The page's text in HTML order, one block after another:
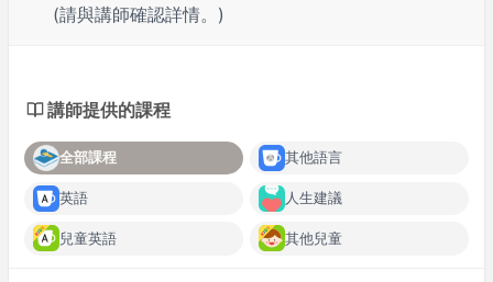
(請與講師確認詳情。)
講師提供的課程
全部課程 其他語言
英語 人生建議
兒童英語 其他兒童